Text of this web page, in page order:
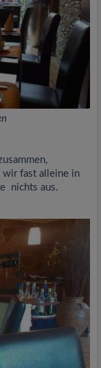
wir fast alleine in
nichts aus.